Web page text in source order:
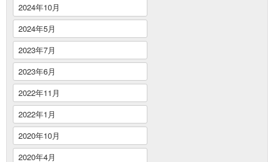
2024年10月
2024年5月
2023年7月
2023年6月
2022年11月
2022年1月
2020年10月
2020年4月